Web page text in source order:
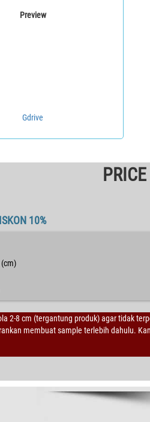
Preview
Gdrive
10%
2-8 cm (tergantung produk) agar tidak
membuat sample terlebih dahulu.